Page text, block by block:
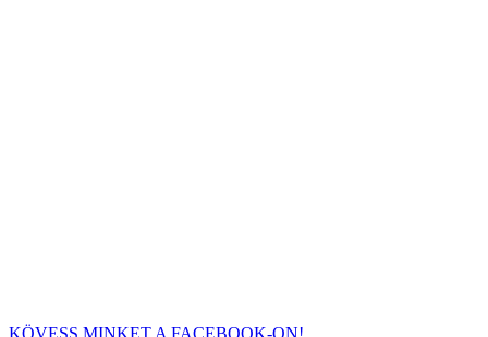
KÖVESS MINKET A FACEBOOK-ON!